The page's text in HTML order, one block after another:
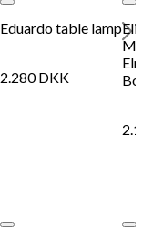
Eduardo table lamp
2.280DKK